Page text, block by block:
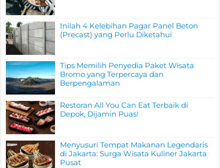
Inilah 4 Kelebihan Pagar Panel Beton
(Precast) yang Perlu Diketahui
Tips Memilih Penyedia Paket Wisata
Bromo yang Terpercaya dan
Berpengalaman
Restoran All You Can Eat Terbaik di
Depok, Dijamin Puas!
Menyusuri Tempat Makanan Legendaris
di Jakarta: Surga Wisata Kuliner Jakarta
Pusat